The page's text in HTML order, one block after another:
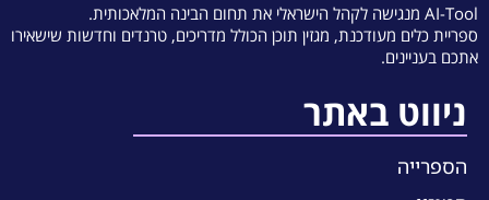
AI-Tool מנגישה לקהל הישראלי את תחום הבינה המלאכותית.
ספריית כלים מעודכנת, מגזין תוכן הכולל מדריכים, טרנדים וחדשות שישאירו
אתכם בעניינים.
ניווט באתר
הספרייה